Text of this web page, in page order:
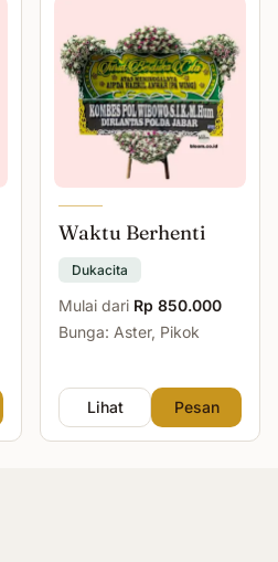
Waktu Berhenti
Dukacita
Mulai dari Rp 850.000
Bunga: Aster, Pikok
Lihat Pesan